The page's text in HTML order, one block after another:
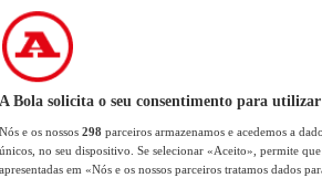
A Bola solicita o seu consentimento para utilizar
Nós e os nossos 298 parceiros armazenamos e acedemos a
únicos, no seu dispositivo. Se selecionar «Aceito», permite
apresentadas em «Nós e os nossos parceiros tratamos dados